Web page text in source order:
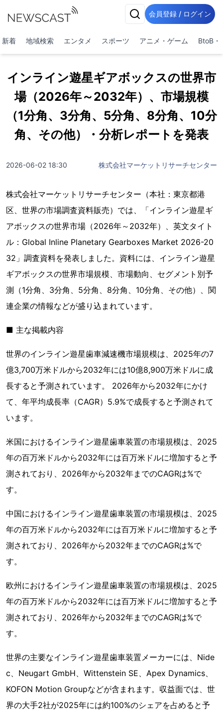
会員登録 / ログイン
新着 地域検索 エンタメ スポーツ アニメ・ゲーム BtoB・
インライン遊星ギアボックスの世界市
場（2026年～2032年）、市場規模
（1分角、3分角、5分角、8分角、10分
角、その他）・分析レポートを発表
2026-06-02 18:30 株式会社マーケットリサーチセンター
株式会社マーケットリサーチセンター（本社：東京都港
区、世界の市場調査資料販売）では、「インライン遊星ギ
アボックスの世界市場（2026年～2032年）、英文タイト
ル：Global Inline Planetary Gearboxes Market 2026-20
32」調査資料を発表しました。資料には、インライン遊星
ギアボックスの世界市場規模、市場動向、セグメント別予
測（1分角、3分角、5分角、8分角、10分角、その他）、関
連企業の情報などが盛り込まれています。
■ 主な掲載内容
世界のインライン遊星歯車減速機市場規模は、2025年の7
億3,700万米ドルから2032年には10億8,900万米ドルに成
長すると予測されています。 2026年から2032年にかけ
て、年平均成長率（CAGR）5.9%で成長すると予測されて
います。
米国におけるインライン遊星歯車装置の市場規模は、2025
年の百万米ドルから2032年には百万米ドルに増加すると予
測されており、2026年から2032年までのCAGRは%で
す。
中国におけるインライン遊星歯車装置の市場規模は、2025
年の百万米ドルから2032年には百万米ドルに増加すると予
測されており、2026年から2032年までのCAGRは%で
す。
欧州におけるインライン遊星歯車装置の市場規模は、2025
年の百万米ドルから2032年には百万米ドルに増加すると予
測されており、2026年から2032年までのCAGRは%で
す。
世界の主要なインライン遊星歯車装置メーカーには、Nide
c、Neugart GmbH、Wittenstein SE、Apex Dynamics、
KOFON Motion Groupなどが含まれます。収益面では、世
界の大手2社が2025年には約100%のシェアを占めると予